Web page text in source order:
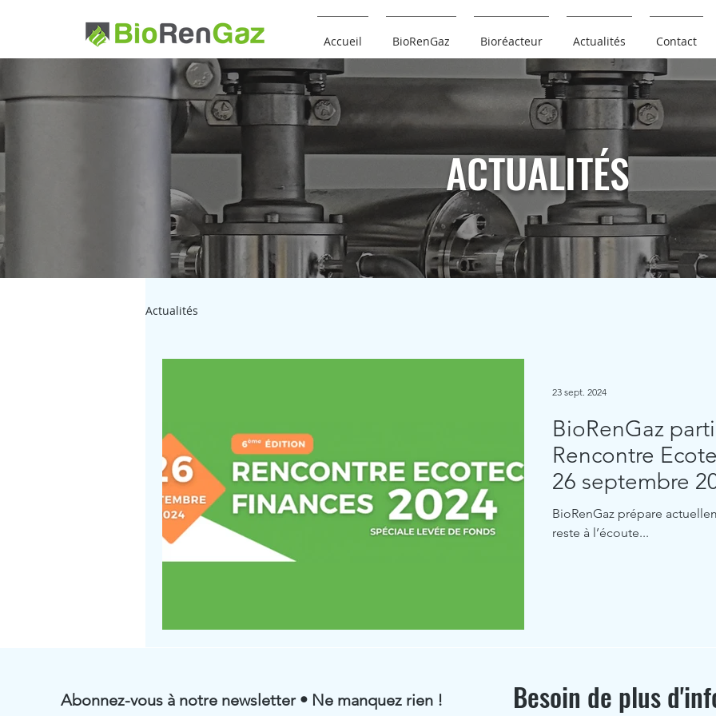
Accueil BioRenGaz Bioréacteur Actualités Contact
ACTUALITÉS
Actualités
BioRenGaz
Rencontre
26 septembre
BioRenGaz prépare
reste à l’écoute...
23 sept. 2024
Besoin de plus
Abonnez-vous à notre newsletter • Ne manquez rien !